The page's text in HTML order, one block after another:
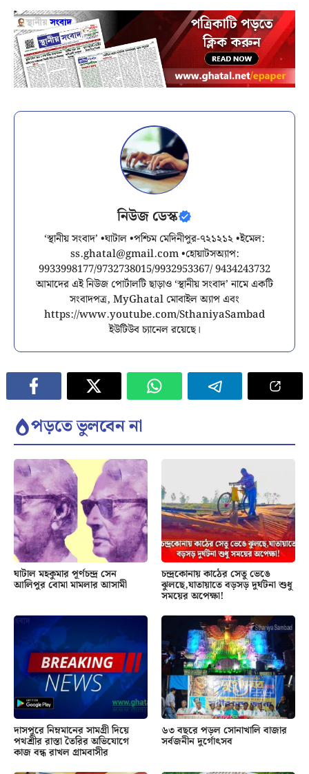
নিউজ ডেস্ক
‘স্থানীয় সংবাদ’ •ঘাটাল •পশ্চিম মেদিনীপুর-৭২১২১২ •ইমেল:
ss.ghatal@gmail.com•হোয়াটসঅ্যাপ:
9933998177/9732738015/9932953367/ 9434243732
আমাদের এই নিউজ পোর্টালটি ছাড়াও ‘স্থানীয় সংবাদ’ নামে একটি
সংবাদপত্র, MyGhatal মোবাইল অ্যাপ এবং
https://www.youtube.com/SthaniyaSambad
ইউটিউব চ্যানেল রয়েছে।
পড়তে ভুলবেন না
ঘাটাল মহকুমার পূর্ণচন্দ্র সেন
আলিপুর বোমা মামলার আসামী
চন্দ্রকোনায় কাঠের সেতু ভেঙে
ঝুলছে,যাতায়াতে বড়সড় দুর্ঘটনা শুধু
সময়ের অপেক্ষা!
দাসপুরে নিম্নমানের সামগ্রী দিয়ে
পথশ্রীর রাস্তা তৈরির অভিযোগে
কাজ বন্ধ রাখল গ্রামবাসীর
৬৩ বছরে পড়ল সোনাখালি বাজার
সর্বজনীন দুর্গোৎসব